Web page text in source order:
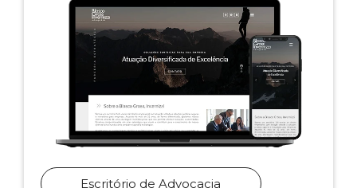
Escritório de Advocacia